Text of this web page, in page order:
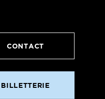
CONTACT
BILLETTERIE